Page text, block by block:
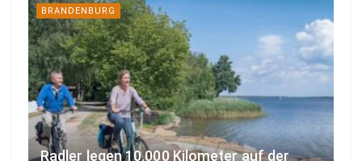
BRANDENBURG
Radler legen 10.000 Kilometer auf der